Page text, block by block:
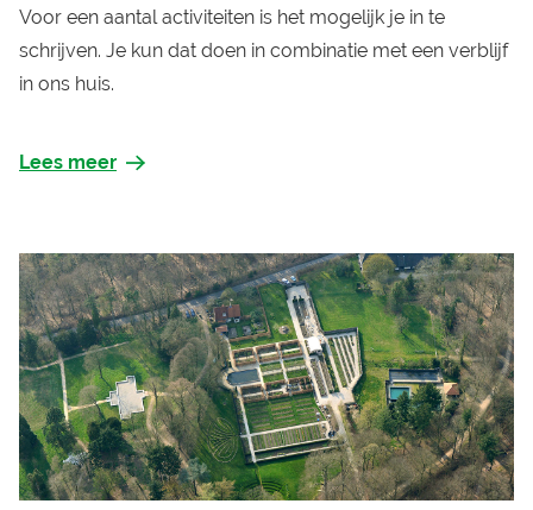
Voor een aantal activiteiten is het mogelijk je in te
schrijven. Je kun dat doen in combinatie met een verblijf
in ons huis.
Lees meer